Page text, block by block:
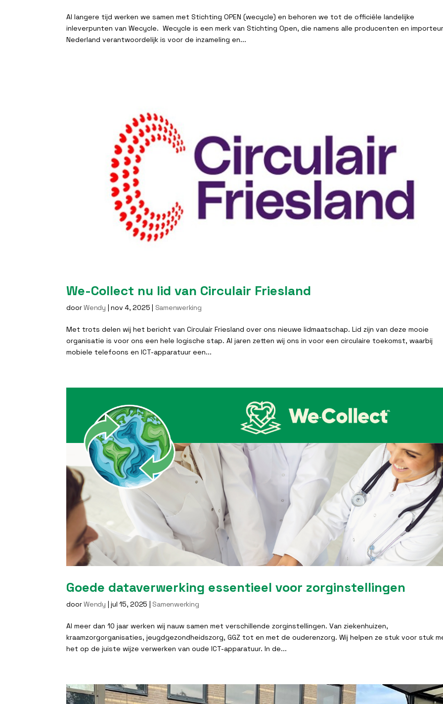
Al langere tijd werken we samen met Stichting OPEN (wecycle) en behoren we tot de officiële landelijke
inleverpunten van Wecycle. Wecycle is een merk van Stichting Open, die namens alle producenten en
Nederland verantwoordelijk is voor de inzameling en...
We-Collect nu lid van Circulair Friesland
doorWendy |nov 4, 2025 | Samenwerking
Met trots delen wij het bericht van Circulair Friesland over ons nieuwe lidmaatschap. Lid zijn van deze mooie
organisatie is voor ons een hele logische stap. Al jaren zetten wij ons in voor een circulaire toekomst, waarbij
mobiele telefoons en ICT-apparatuur een...
Goede dataverwerking essentieel voor zorginstellingen
doorWendy |jul 15, 2025 | Samenwerking
Al meer dan 10 jaar werken wij nauw samen met verschillende zorginstellingen. Van ziekenhuizen,
kraamzorgorganisaties, jeugdgezondheidszorg, GGZ tot en met de ouderenzorg. Wij helpen ze stuk voor stuk
het op de juiste wijze verwerken van oude ICT-apparatuur. In de...